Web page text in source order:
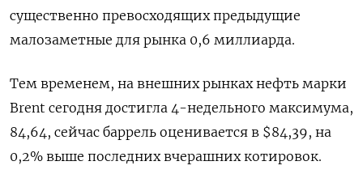
существенно превосходящих предыдущие
малозаметные для рынка 0,6 миллиарда.
Тем временем, на внешних рынках нефть марки
Brent сегодня достигла 4-недельного максимума,
84,64, сейчас баррель оценивается в $84,39, на
0,2% выше последних вчерашних котировок.